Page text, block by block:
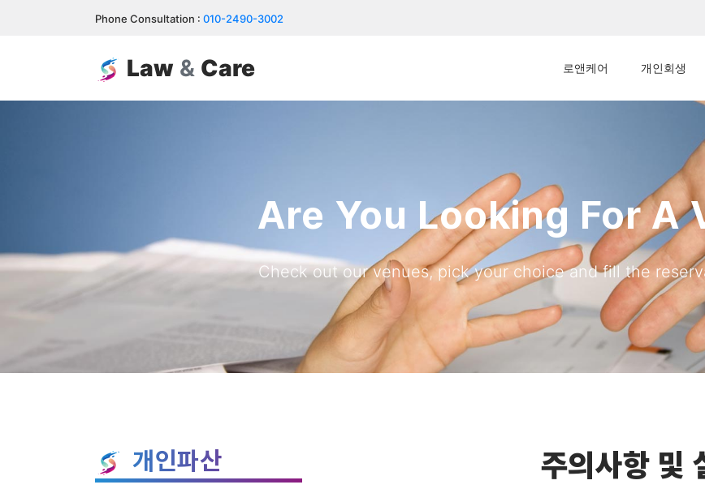
Phone Consultation : 010-2490-3002
Law & Care 로앤케어 개인회생
Are You Looking For A
Check out our venues, pick your choice and fill the
개인파산 주의사항 및